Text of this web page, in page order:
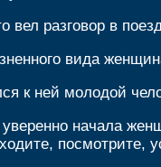
вел разговор в
вида
к ней молодой
начала
посмотрите,